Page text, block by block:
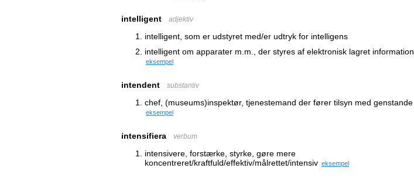
intelligent adjektiv
intelligent, som er udstyret med/er udtryk for intelligens
intelligent om apparater m.m., der styres af elektronisk lagret information
eksempel
intendent substantiv
chef, (museums)inspektør, tjenestemand der fører tilsyn med genstande
eksempel
intensifiera verbum
intensivere, forstærke, styrke, gøre mere
koncentreret/kraftfuld/effektiv/målrettet/intensiv eksempel